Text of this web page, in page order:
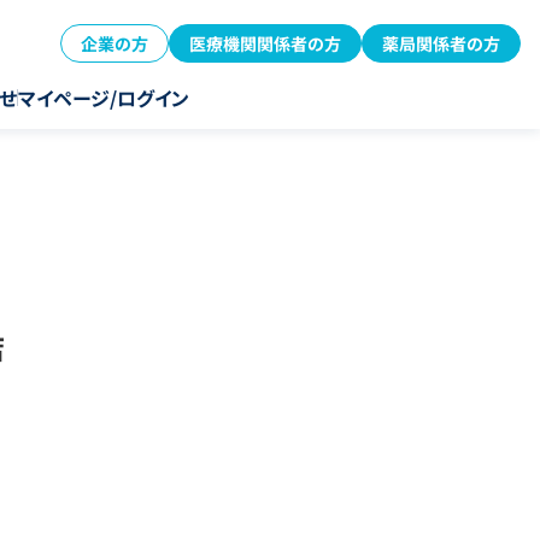
企業の方 医療機関関係者の方 薬局関係者の方
マイページ/ログイン